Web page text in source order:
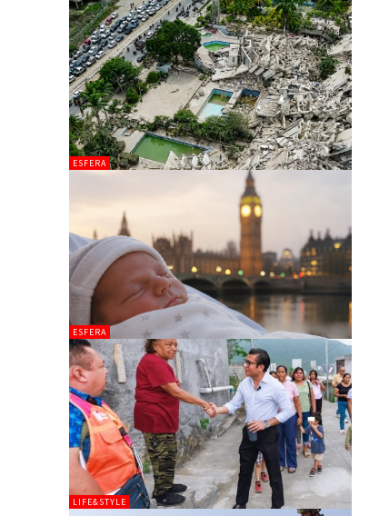
ESFERA
ESFERA
LIFE&STYLE